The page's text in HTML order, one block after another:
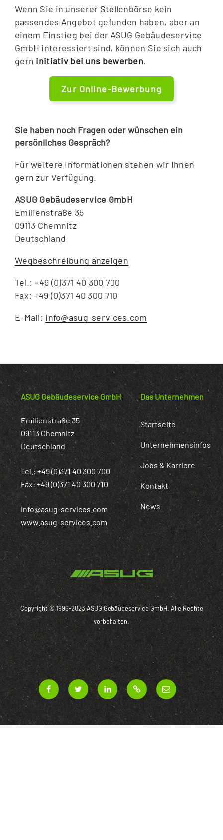
Wenn Sie in unserer Stellenbörse kein
passendes Angebot gefunden haben, aber an
einem Einstieg bei der ASUG Gebäudeservice
GmbH interessiert sind, können Sie sich auch
gern initiativ bei uns bewerben.
Zur Online-Bewerbung
Sie haben noch Fragen oder wünschen ein
persönliches Gespräch?
Für weitere Informationen stehen wir Ihnen
gern zur Verfügung.
ASUG Gebäudeservice GmbH
Emilienstraße 35
09113 Chemnitz
Deutschland
Wegbeschreibung anzeigen
Tel.: +49 (0)371 40 300 700
Fax: +49 (0)371 40 300 710
E-Mail: info@asug-services.com
ASUG Gebäudeservice GmbH
Emilienstraße 35
09113 Chemnitz
Deutschland
Tel.: +49 (0)371 40 300 700
Fax: +49 (0)371 40 300 710
info@asug-services.com
www.asug-services.com
Das Unternehmen
Startseite
Unternehmensinfos
Jobs & Karriere
Kontakt
News
Copyright © 1996-2023 ASUG Gebäudeservice GmbH. Alle Rechte
vorbehalten.
ASUG
Gebäudeservice
GmbH
|
ASUG
Gebäudeservice
GmbH
|
ASUG
Gebäudeservice
GmbH
|
ASUG
Gebäudeservice
als
ASUG
Gebäudeservice
GmbH
|